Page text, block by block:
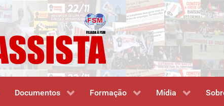
Documentos Formação Mídia